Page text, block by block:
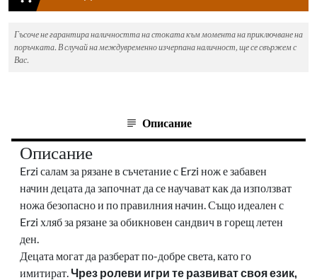
Гъсоче не гарантира наличността на стоката към момента на приключване на
поръчката. В случай на междувременно изчерпана наличност, ще се свържем с
Вас.
Описание
Описание
Erzi салам за рязане в съчетание с Erzi нож е забавен
начин децата да започнат да се научават как да използват
ножа безопасно и по правилния начин.Също идеален с
Erzi хляб за рязане за обикновен сандвич в горещ летен
ден.
Децата могат да разберат по-добре света, като го
имитират.Чрез ролеви игри те развиват своя език,